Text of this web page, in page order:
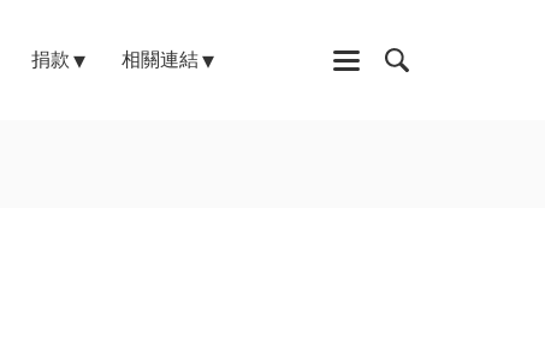
捐款 相關連結